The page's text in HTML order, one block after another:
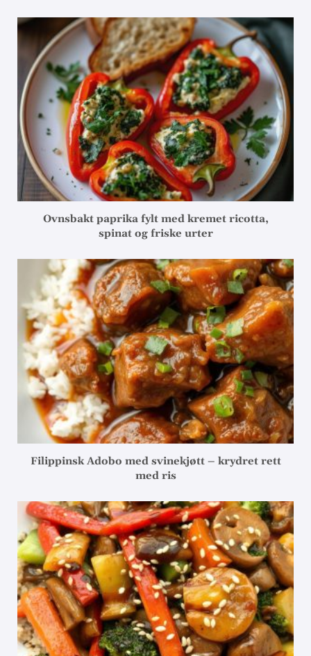
Ovnsbakt paprika fylt med kremet ricotta,
spinat og friske urter
Filippinsk Adobo med svinekjøtt – krydret rett
med ris